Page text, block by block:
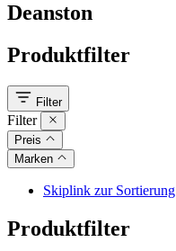
Deanston
Produktfilter
Filter
Filter
Preis
Marken
Skiplink zur Sortierung
Produktfilter